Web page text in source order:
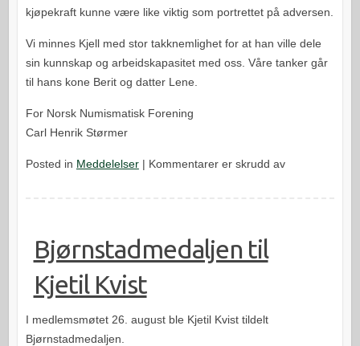
kjøpekraft kunne være like viktig som portrettet på adversen.
Vi minnes Kjell med stor takknemlighet for at han ville dele
sin kunnskap og arbeidskapasitet med oss. Våre tanker går
til hans kone Berit og datter Lene.
For Norsk Numismatisk Forening
Carl Henrik Størmer
Posted in Meddelelser | Kommentarer er skrudd avfor
Bjørnstadmedaljen til
Kjetil Kvist
I medlemsmøtet 26. august ble Kjetil Kvist tildelt
Bjørnstadmedaljen.